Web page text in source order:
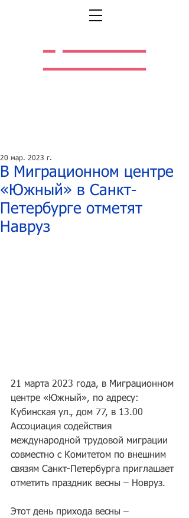
В Миграционном центре
«Южный» в Санкт-
Петербурге отметят
Навруз
20 мар. 2023 г.
21 марта 2023 года, в Миграционном
центре «Южный», по адресу:
Кубинская ул., дом 77, в 13.00
Ассоциация содействия
международной трудовой миграции
совместно с Комитетом по внешним
связям Санкт-Петербурга приглашает
отметить праздник весны – Новруз.
Этот день прихода весны –